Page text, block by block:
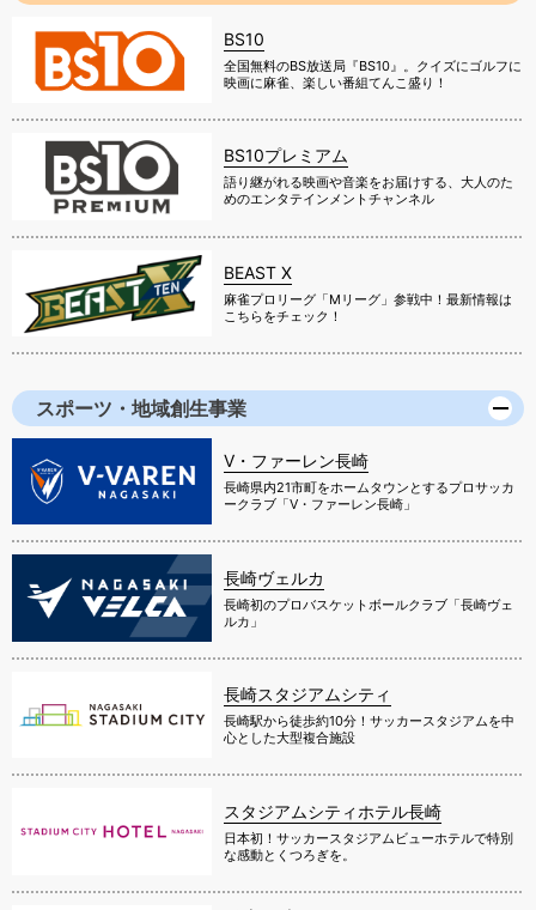
BS10
全国無料のBS放送局『BS10』。クイズにゴルフに
映画に麻雀、楽しい番組てんこ盛り！
BS10プレミアム
語り継がれる映画や音楽をお届けする、大人のた
めのエンタテインメントチャンネル
BEAST X
麻雀プロリーグ「Mリーグ」参戦中！最新情報は
こちらをチェック！
スポーツ・地域創生事業
V・ファーレン長崎
長崎県内21市町をホームタウンとするプロサッカ
ークラブ「V・ファーレン長崎」
長崎ヴェルカ
長崎初のプロバスケットボールクラブ「長崎ヴェ
ルカ」
長崎スタジアムシティ
長崎駅から徒歩約10分！サッカースタジアムを中
心とした大型複合施設
スタジアムシティホテル長崎
日本初！サッカースタジアムビューホテルで特別
な感動とくつろぎを。